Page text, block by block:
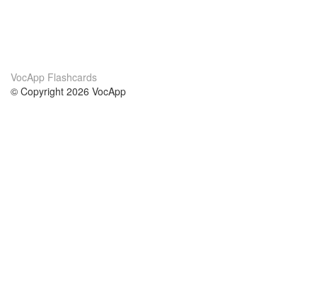
VocApp Flashcards
© Copyright 2026 VocApp